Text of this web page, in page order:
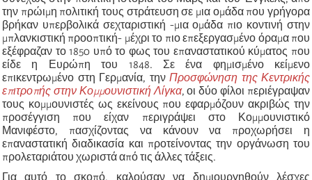
την πρώιμη πολιτική τους στράτευση σε μια ομάδα που γρήγορα
βρήκαν υπερβολικά σεχταριστική -μια ομάδα πιο κοντινή στην
μπλανκιστική προοπτική- μέχρι το πιο επεξεργασμένο όραμα που
εξέφραζαν το 1850 υπό το φως του επαναστατικού κύματος που
είδε η Ευρώπη του 1848. Σε ένα φημισμένο κείμενο
επικεντρωμένο στη Γερμανία, την Προσφώνηση της Κεντρικής
επιτροπής στην Κομμουνιστική Λίγκα, οι δύο φίλοι περιέγραψαν
τους κομμουνιστές ως εκείνους που εφαρμόζουν ακριβώς την
προσέγγιση που είχαν περιγράψει στο Κομμουνιστικό
Μανιφέστο, πασχίζοντας να κάνουν να προχωρήσει η
επαναστατική διαδικασία και προτείνοντας την οργάνωση του
προλεταριάτου χωριστά από τις άλλες τάξεις.
Για αυτό το σκοπό, καλούσαν να δημιουργηθούν λέσχες